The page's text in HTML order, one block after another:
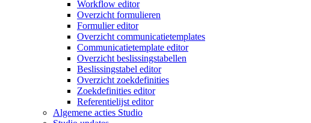
Workflow editor
Overzicht formulieren
Formulier editor
Overzicht communicatietemplates
Communicatietemplate editor
Overzicht beslissingstabellen
Beslissingstabel editor
Overzicht zoekdefinities
Zoekdefinities editor
Referentielijst editor
Algemene acties Studio